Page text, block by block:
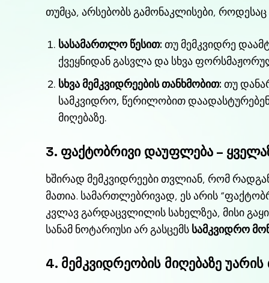
თუმცა, არსებობს გამონაკლისები,
სასამართლო წესით: თუ მემკვიდრე
ქვეყნიდან გასვლა და სხვა
სხვა მემკვიდრეების თანხმობით: თუ
სამკვიდრო, წერილობით
მიღებაზე.
3. ფაქტობრივი დაუფლება –
ხშირად მემკვიდრეები თვლიან, რომ
მათია. სამართლებრივად, ეს არის
კვლავ გარდაცვლილის სახელზეა, მისი
სანამ ნოტარიუსი არ გასცემს სამკვიდრო
4. მემკვიდრეობის მიღებაზე